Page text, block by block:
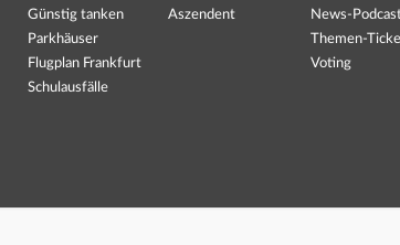
Günstig tanken
Parkhäuser
Flugplan Frankfurt
Schulausfälle
Aszendent
News-
Themen-
Voting